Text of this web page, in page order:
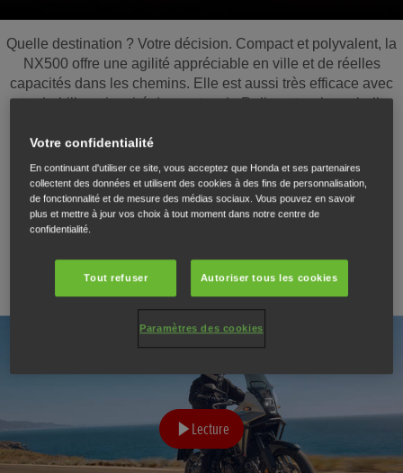
Quelle destination ? Votre décision. Compact et polyvalent, la
NX500 offre une agilité appréciable en ville et de réelles
capacités dans les chemins. Elle est aussi très efficace avec
son habillage inspiré des motos de Rallye et sa large bulle
rapports en douceur, sans recourir au levier au guidon. Les
dernières technologies comprennent un écran TFT de
5 pouces avec connectivité Honda RoadSync tandis que le
moteur bicylindre accessible A2 délivre des performances
parfaitement exploitable grâce au contrôle de couple HSTC.
Lecture
Votre confidentialité
En continuant d'utiliser ce site, vous acceptez que Honda et ses partenaires
collectent des données et utilisent des cookies à des fins de personnalisation,
de fonctionnalité et de mesure des médias sociaux. Vous pouvez en savoir
plus et mettre à jour vos choix à tout moment dans notre centre de
confidentialité.
Tout refuser Autoriser tous les cookies
Paramètres des cookies